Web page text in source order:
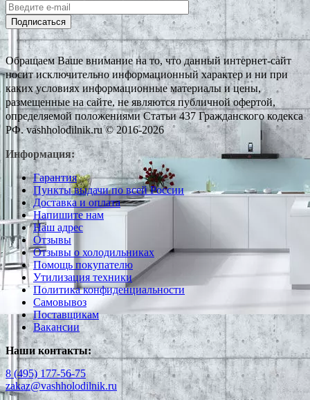
Подписаться
Обращаем Ваше внимание на то, что данный интернет-сайт
носит исключительно информационный характер и ни при
каких условиях информационные материалы и цены,
размещенные на сайте, не являются публичной офертой,
определяемой положениями Статьи 437 Гражданского кодекса
РФ. vashholodilnik.ru © 2016-2026
Информация:
Гарантия
Пункты выдачи по всей России
Доставка и оплата
Напишите нам
Наш адрес
Отзывы
Отзывы о холодильниках
Помощь покупателю
Утилизация техники
Политика конфиденциальности
Самовывоз
Поставщикам
Вакансии
Наши контакты:
8 (495) 177-56-75
zakaz@vashholodilnik.ru